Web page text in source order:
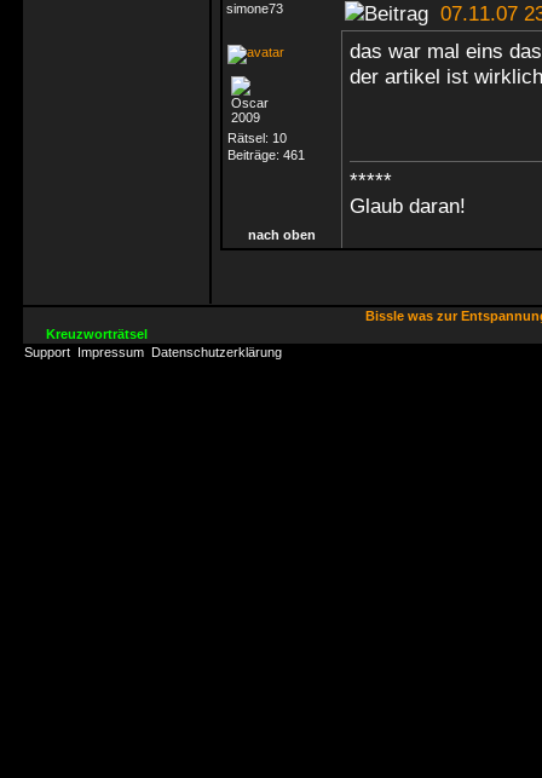
simone73
07.11.07
Rätsel: 10
Beiträge: 461
das war mal eins
der artikel ist
*****
Glaub daran!
nach oben
Bissle was zur
Kreuzworträtsel
Support Impressum Datenschutzerklärung